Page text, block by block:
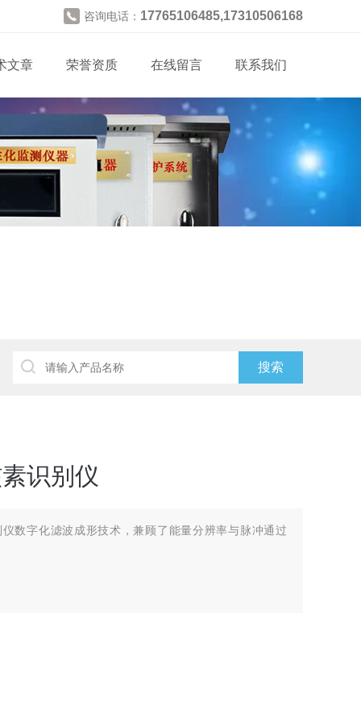
咨询电话： 17765106485,17310506168
文章 荣誉资质 在线留言 联系我们
识别仪
数字化滤波成形技术，兼顾了能量分辨率与脉冲通过